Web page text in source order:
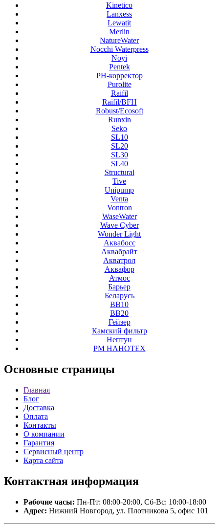
Kinetico
Lanxess
Lewatit
Merlin
NatureWater
Nocchi Waterpress
Noyi
Pentek
PH-корректор
Purolite
Raifil
Raifil/BFH
Robust/Ecosoft
Runxin
Seko
SL10
SL20
SL30
SL40
Structural
Tive
Unipump
Venta
Vontron
WaseWater
Wave Cyber
Wonder Light
Аквабосс
Аквабрайт
Акватрол
Аквафор
Атмос
Барьер
Беларусь
ВВ10
ВВ20
Гейзер
Камский фильтр
Нептун
РМ НАНОТЕХ
Основные страницы
Главная
Блог
Доставка
Оплата
Контакты
О компании
Гарантия
Сервисный центр
Карта сайта
Контактная информация
Рабочие часы: Пн-Пт: 08:00-20:00, Сб-Вс: 10:00-18:00
Адрес: Нижний Новгород, ул. Плотникова 5, офис 101